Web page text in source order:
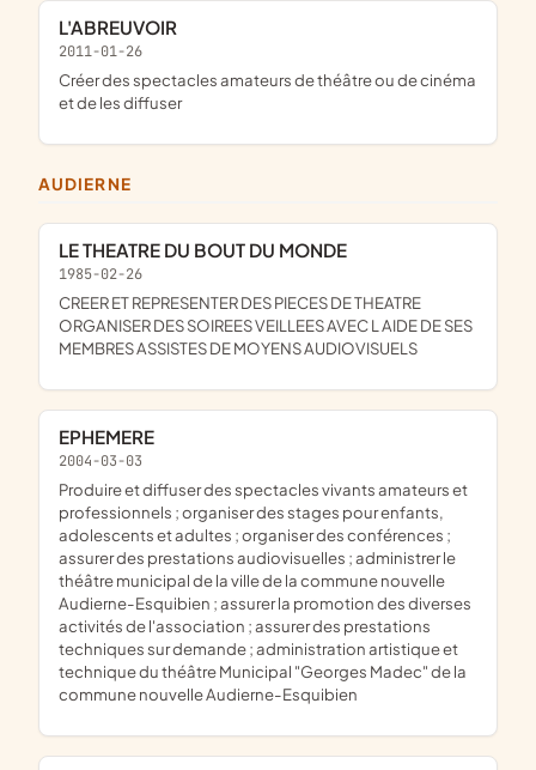
L'ABREUVOIR
2011-01-26
créer des spectacles amateurs de théâtre ou de cinéma
et de les diffuser
AUDIERNE
LE THEATRE DU BOUT DU MONDE
1985-02-26
CREER ET REPRESENTER DES PIECES DE THEATRE
ORGANISER DES SOIREES VEILLEES AVEC L AIDE DE SES
MEMBRES ASSISTES DE MOYENS AUDIOVISUELS
EPHEMERE
2004-03-03
produire et diffuser des spectacles vivants amateurs et
professionnels ; organiser des stages pour enfants,
adolescents et adultes ; organiser des conférences ;
assurer des prestations audiovisuelles ; administrer le
théâtre municipal de la ville de la commune nouvelle
Audierne-Esquibien ; assurer la promotion des diverses
activités de l'association ; assurer des prestations
techniques sur demande ; administration artistique et
technique du théâtre Municipal "Georges Madec" de la
commune nouvelle Audierne-Esquibien